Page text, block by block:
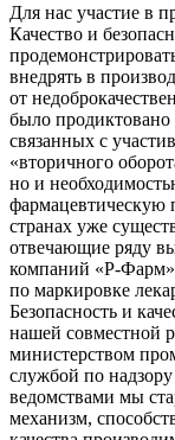
Для нас участие в
Качество и
внедрять в
от
было продиктовано
связанных с
«вторичного
но и
фармацевтическую
странах уже
отвечающие ряду
компаний «Р-Фарм»
по маркировке
Безопасность и
нашей совместной
министерством
службой по
ведомствами мы
механизм,